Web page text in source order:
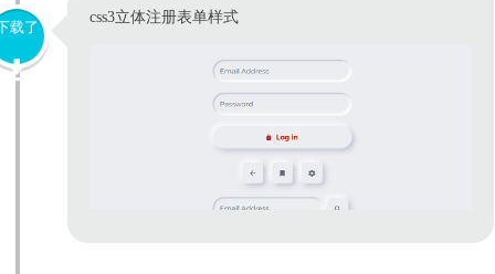
载了
css3立体注册表单样式